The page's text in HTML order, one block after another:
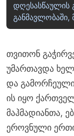
დღესასწაულის
განმავლობაში,
თვითონ
უმართავდა
და
ის იყო
მაჰმადიანთა,
ეროვნული